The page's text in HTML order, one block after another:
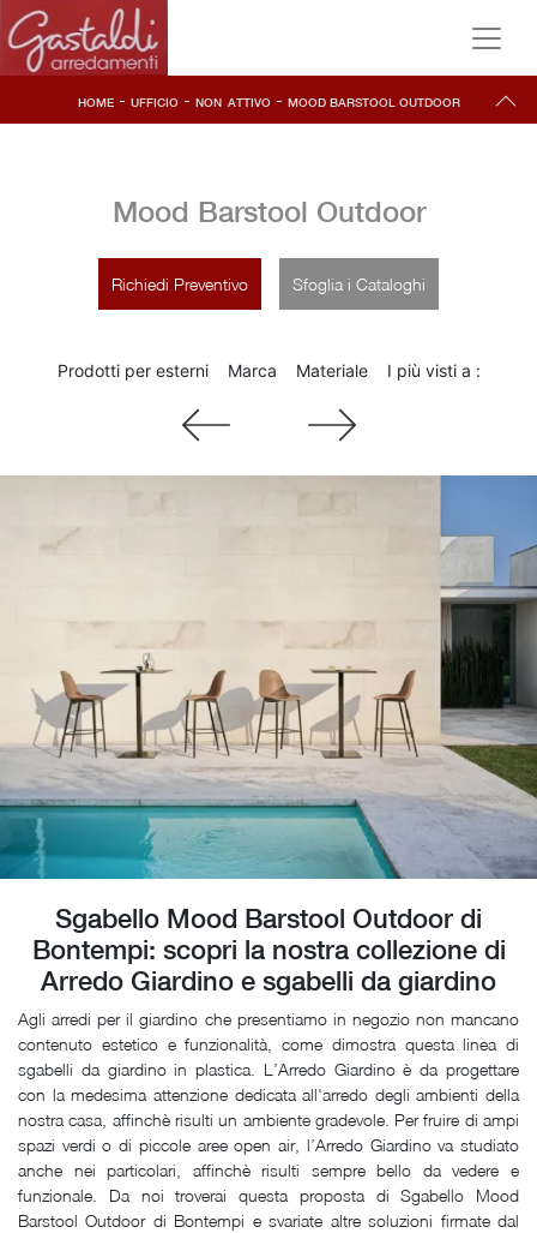
HOME- UFFICIO- NON_ATTIVO - MOOD BARSTOOL OUTDOOR
Mood Barstool Outdoor
Richiedi Preventivo Sfoglia i Cataloghi
Prodotti per esterni Marca Materiale I più visti a :
Sgabello Mood Barstool Outdoor di
Bontempi: scopri la nostra collezione di
Arredo Giardino e sgabelli da giardino
Agli arredi per il giardino che presentiamo in negozio non mancano
contenuto estetico e funzionalità, come dimostra questa linea di
sgabelli da giardino in plastica. L’Arredo Giardino è da progettare
con la medesima attenzione dedicata all'arredo degli ambienti della
nostra casa, affinchè risulti un ambiente gradevole. Per fruire di ampi
spazi verdi o di piccole aree open air, l’Arredo Giardino va studiato
anche nei particolari, affinchè risulti sempre bello da vedere e
funzionale. Da noi troverai questa proposta di Sgabello Mood
Barstool Outdoor di Bontempi e svariate altre soluzioni firmate dal